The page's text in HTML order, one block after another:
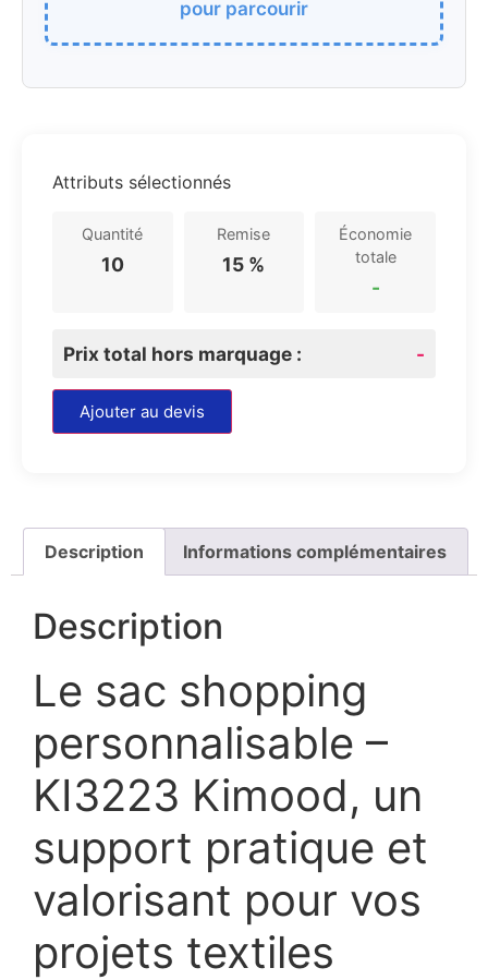
pour parcourir
Attributs sélectionnés
Quantité
10
Remise
15 %
Économie
totale
-
Prix total hors marquage : -
Ajouter au devis
Description Informations complémentaires
Description
Le sac shopping
personnalisable –
KI3223 Kimood, un
support pratique et
valorisant pour vos
projets textiles